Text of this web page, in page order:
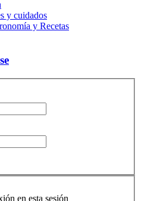
y cuidados
y Recetas
en esta sesión